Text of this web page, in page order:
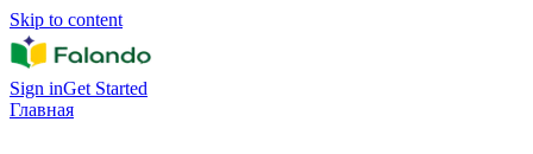
Skip to content
Sign inGet Started
Главная